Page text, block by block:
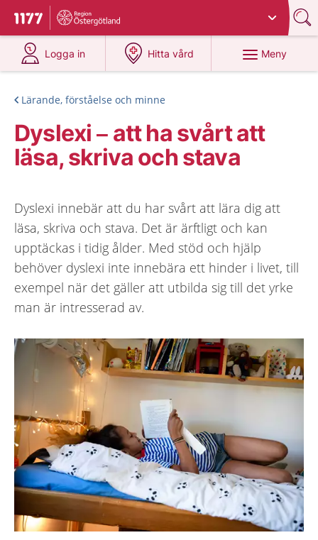
Till startsidan för 1177
Du har valt region
Logga in
på 1177.se
Hitta vård
på 1177.se
Meny
Lärande, förståelse och minne
Dyslexi – att ha svårt att
läsa, skriva och stava
Dyslexi innebär att du har svårt att lära dig att
läsa, skriva och stava. Det är ärftligt och kan
upptäckas i tidig ålder. Med stöd och hjälp
behöver dyslexi inte innebära ett hinder i livet, till
exempel när det gäller att utbilda sig till det yrke
man är intresserad av.